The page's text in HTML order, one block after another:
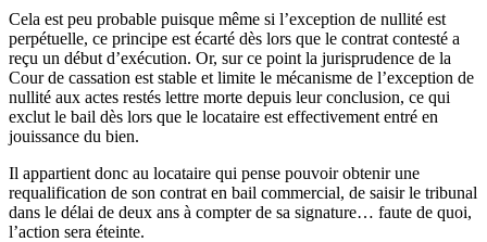
Cela est peu probable puisque même si l’exception de nullité est
perpétuelle, ce principe est écarté dès lors que le contrat contesté a
reçu un début d’exécution. Or, sur ce point la jurisprudence de la
Cour de cassation est stable et limite le mécanisme de l’exception de
nullité aux actes restés lettre morte depuis leur conclusion, ce qui
exclut le bail dès lors que le locataire est effectivement entré en
jouissance du bien.
Il appartient donc au locataire qui pense pouvoir obtenir une
requalification de son contrat en bail commercial, de saisir le tribunal
dans le délai de deux ans à compter de sa signature… faute de quoi,
l’action sera éteinte.